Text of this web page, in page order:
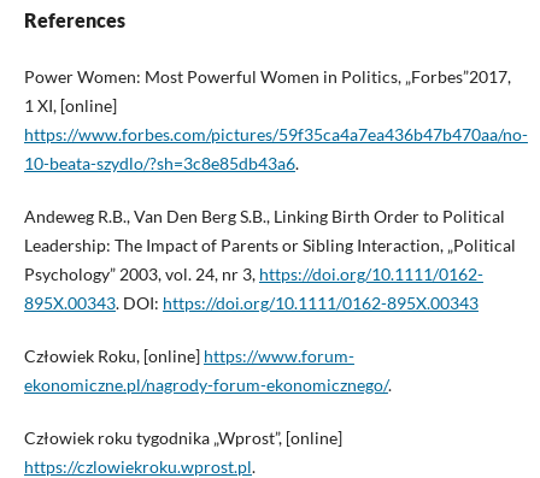
References
Power Women: Most Powerful Women in Politics, „Forbes”2017,
1 XI, [online]
https://www.forbes.com/pictures/59f35ca4a7ea436b47b470aa/no-
10-beata-szydlo/?sh=3c8e85db43a6.
Andeweg R.B., Van Den Berg S.B., Linking Birth Order to Political
Leadership: The Impact of Parents or Sibling Interaction, „Political
Psychology” 2003, vol. 24, nr 3, https://doi.org/10.1111/0162-
895X.00343. DOI: https://doi.org/10.1111/0162-895X.00343
Człowiek Roku, [online] https://www.forum-
ekonomiczne.pl/nagrody-forum-ekonomicznego/.
Człowiek roku tygodnika „Wprost”, [online]
https://czlowiekroku.wprost.pl.